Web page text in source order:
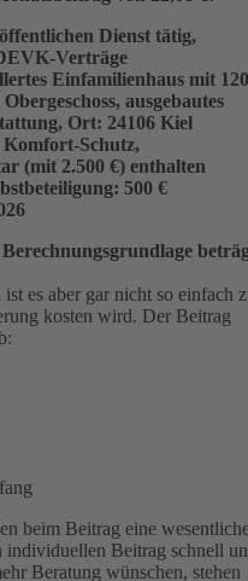
Dienst tätig,
Verträge
Einfamilienhaus mit 120
ausgebautes
Ort: 24106 Kiel
Schutz,
(mit 2.500 €) enthalten
500 €
es aber gar nicht so einfach
kosten wird. Der Beitrag
beim Beitrag eine
Beitrag schnell
Beratung wünschen, stehen